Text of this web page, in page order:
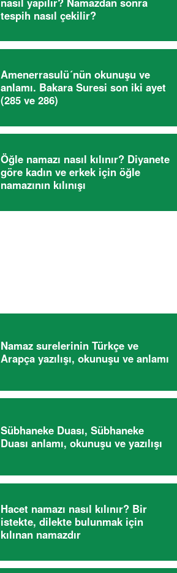
tespih nasıl çekilir?
Amenerrasulü´nün okunuşu ve
anlamı. Bakara Suresi son iki ayet
(285 ve 286)
Öğle namazı nasıl kılınır? Diyanete
göre kadın ve erkek için öğle
namazının kılınışı
Namaz surelerinin Türkçe ve
Arapça yazılışı, okunuşu ve anlamı
Sübhaneke Duası, Sübhaneke
Duası anlamı, okunuşu ve yazılışı
Hacet namazı nasıl kılınır? Bir
istekte, dilekte bulunmak için
kılınan namazdır